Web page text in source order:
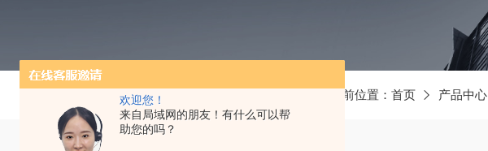
欢迎您！
来自局域网的朋友！有什么可以帮
助您的吗？
当前位置： 首页 产品中心